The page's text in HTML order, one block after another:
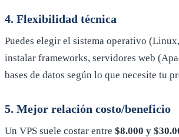
4. Flexibilidad técnica
Puedes elegir el sistema operativo
instalar frameworks, servidores web
bases de datos según lo que necesite tu
5. Mejor relación costo/beneficio
Un VPS suele costar entre $8.000 y